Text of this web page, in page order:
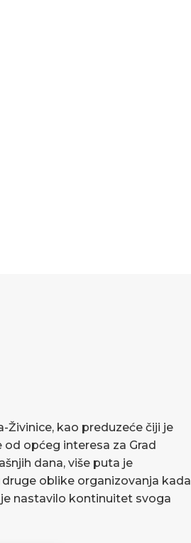
Živinice, kao preduzeće čiji je
od općeg interesa za Grad
dana, više puta je
oblike organizovanja kada
nastavilo kontinuitet svoga